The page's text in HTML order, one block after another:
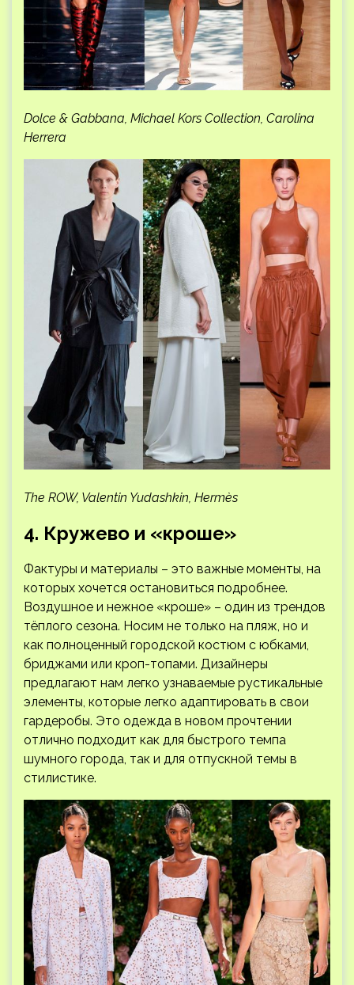
Dolce & Gabbana, Michael Kors Collection, Carolina
Herrera
The ROW, Valentin Yudashkin, Hermès
4. Кружево и «кроше»
Фактуры и материалы – это важные моменты, на
которых хочется остановиться подробнее.
Воздушное и нежное «кроше» – один из трендов
тёплого сезона. Носим не только на пляж, но и
как полноценный городской костюм с юбками,
бриджами или кроп-топами. Дизайнеры
предлагают нам легко узнаваемые рустикальные
элементы, которые легко адаптировать в свои
гардеробы. Это одежда в новом прочтении
отлично подходит как для быстрого темпа
шумного города, так и для отпускной темы в
стилистике.